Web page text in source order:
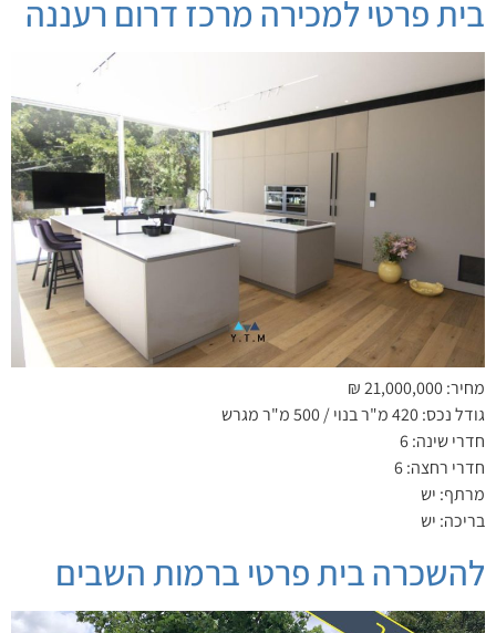
בית פרטי למכירה מרכז דרום רעננה
מחיר: 21,000,000 ₪
גודל נכס: 420 מ"ר בנוי / 500 מ"ר מגרש
חדרי שינה: 6
חדרי רחצה: 6
מרתף: יש
בריכה: יש
להשכרה בית פרטי ברמות השבים